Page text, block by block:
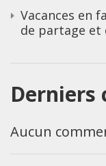
Vacances en
de partage et
Derniers
Aucun